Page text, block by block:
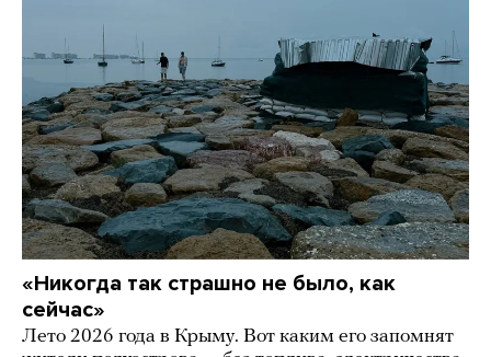
«Никогда так страшно не было, как
сейчас»
Лето 2026 года в Крыму. Вот каким его запомнят